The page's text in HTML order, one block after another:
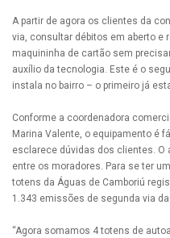
A partir de agora os clientes da
via, consultar débitos em aberto e
maquininha de cartão sem
auxílio da tecnologia. Este é o
instala no bairro – o primeiro já
Conforme a coordenadora
Marina Valente, o equipamento é
esclarece dúvidas dos clientes.
entre os moradores. Para se ter
totens da Águas de Camboriú
1.343 emissões de segunda via
“Agora somamos 4 totens de